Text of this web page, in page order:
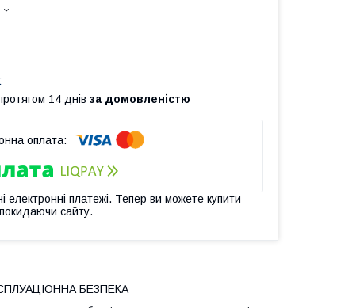
14 днів за домовленістю
електронні платежі. Тепер ви можете купити
сайту.
БЕЗПЕКА